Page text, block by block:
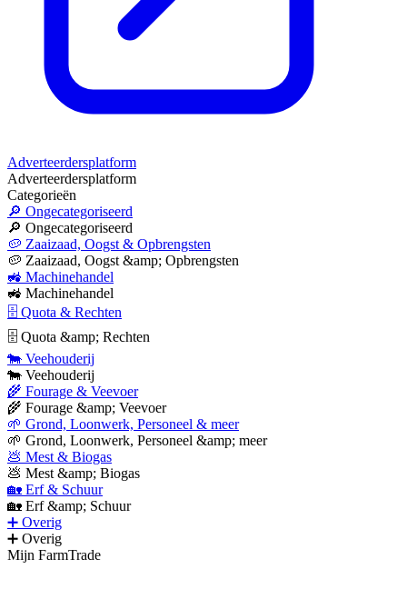
Adverteerdersplatform
Adverteerdersplatform
Categorieën
🔎 Ongecategoriseerd
🔎 Ongecategoriseerd
🥔 Zaaizaad, Oogst & Opbrengsten
🥔 Zaaizaad, Oogst &amp; Opbrengsten
🚜 Machinehandel
🚜 Machinehandel
🗄 Quota & Rechten
🗄 Quota &amp; Rechten
🐄 Veehouderij
🐄 Veehouderij
🌾 Fourage & Veevoer
🌾 Fourage &amp; Veevoer
🌱 Grond, Loonwerk, Personeel & meer
🌱 Grond, Loonwerk, Personeel &amp; meer
💩 Mest & Biogas
💩 Mest &amp; Biogas
🏡 Erf & Schuur
🏡 Erf &amp; Schuur
➕ Overig
➕ Overig
Mijn FarmTrade